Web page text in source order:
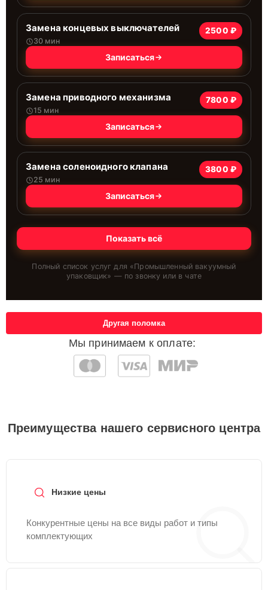
Замена концевых выключателей
30 мин
2500 ₽
Записаться
Замена приводного механизма
15 мин
7800 ₽
Записаться
Замена соленоидного клапана
25 мин
3800 ₽
Записаться
Показать всё
Полный список услуг для «Промышленный вакуумный
упаковщик» — по звонку или в чате
Мы принимаем к оплате:
Другая поломка
Преимущества нашего сервисного центра
Низкие цены
Конкурентные цены на все виды работ и типы
комплектующих